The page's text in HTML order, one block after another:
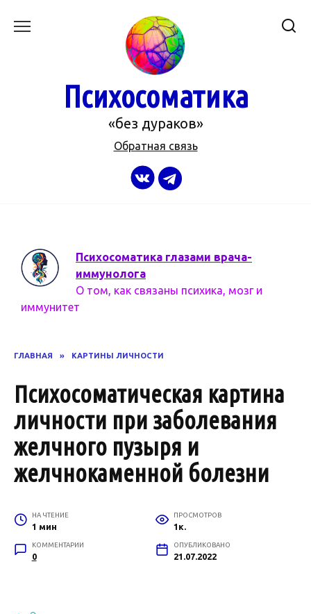
Психосоматика
«без дураков»
Обратная связь
Психосоматика глазами врача-
иммунолога
О том, как связаны психика, мозг и
иммунитет
ГЛАВНАЯ » КАРТИНЫ ЛИЧНОСТИ
Психосоматическая картина
личности при заболевания
желчного пузыря и
желчнокаменной болезни
НА ЧТЕНИЕ
1 мин
ПРОСМОТРОВ
1к.
КОММЕНТАРИИ
0
ОПУБЛИКОВАНО
21.07.2022